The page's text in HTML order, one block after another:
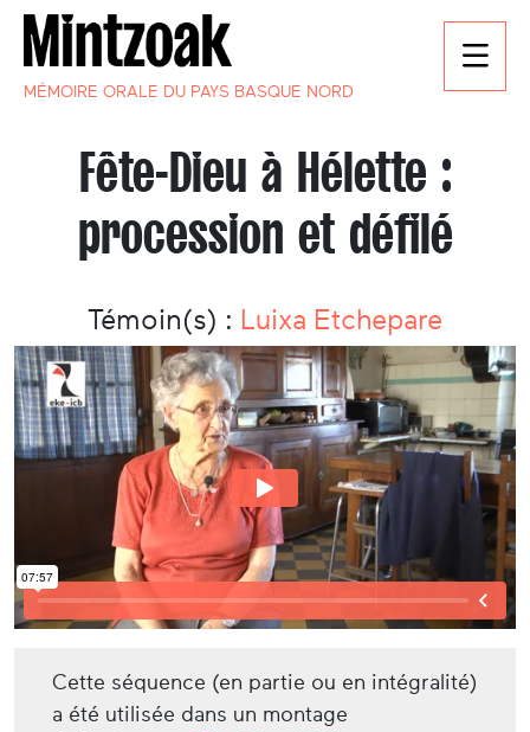
MÉMOIRE ORALE DU PAYS BASQUE NORD
Fête-Dieu à Hélette :
procession et défilé
Témoin(s) : Luixa Etchepare
Cette séquence (en partie ou en intégralité)
a été utilisée dans un montage